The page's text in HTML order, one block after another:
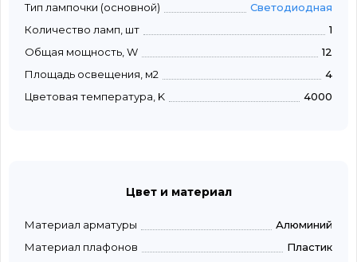
Тип лампочки (основной)
Светодиодная
Количество ламп, шт
1
Общая мощность, W
12
Площадь освещения, м2
4
Цветовая температура, K
4000
Цвет и материал
Материал арматуры
Алюминий
Материал плафонов
Пластик